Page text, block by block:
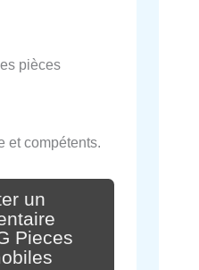
pièces
et compétents.
un
Pieces